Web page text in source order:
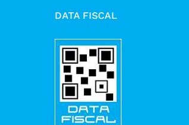
DATA FISCAL